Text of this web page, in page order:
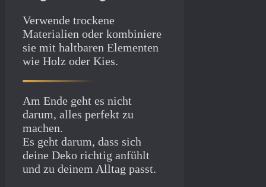
Verwende trockene
Materialien oder kombiniere
sie mit haltbaren Elementen
wie Holz oder Kies.
Am Ende geht es nicht
darum, alles perfekt zu
machen.
Es geht darum, dass sich
deine Deko richtig anfühlt
und zu deinem Alltag passt.